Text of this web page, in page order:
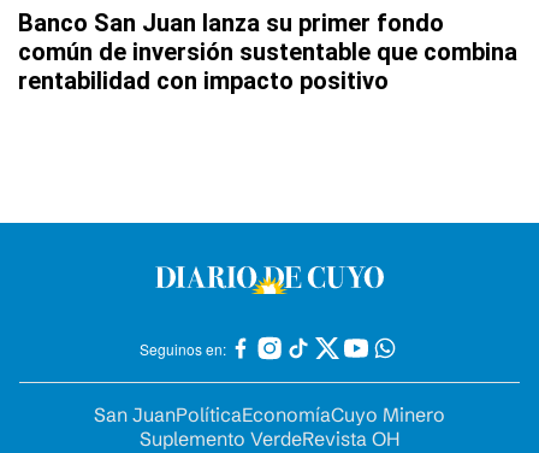
Banco San Juan lanza su primer fondo
común de inversión sustentable que combina
rentabilidad con impacto positivo
Seguinos en:
San JuanPolíticaEconomíaCuyo Minero
Suplemento VerdeRevista OH